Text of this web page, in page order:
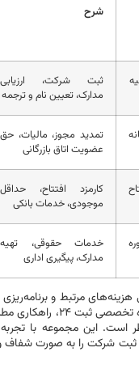
شرح
ثبت شرکت، ارزیابی
مدارک، تعیین نام و ترجمه
تمدید مجوز، مالیات، حق
عضویت اتاق بازرگانی
کارمزد افتتاح، حداقل
موجودی، خدمات بانکی
خدمات حقوقی، تهیه
مدارک، پیگیری اداری
مرتبط و
بهره‌مندی از مشاوره
است. این مجموعه با
ثبت شرکت را به صورت شفاف